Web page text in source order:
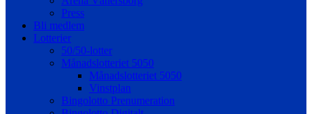
Press
Bli medlem
Lotterier
50/50-lotter
Månadslotteriet 5050
Månadslotteriet 5050
Vinstplan
Bingolotto Prenumeration